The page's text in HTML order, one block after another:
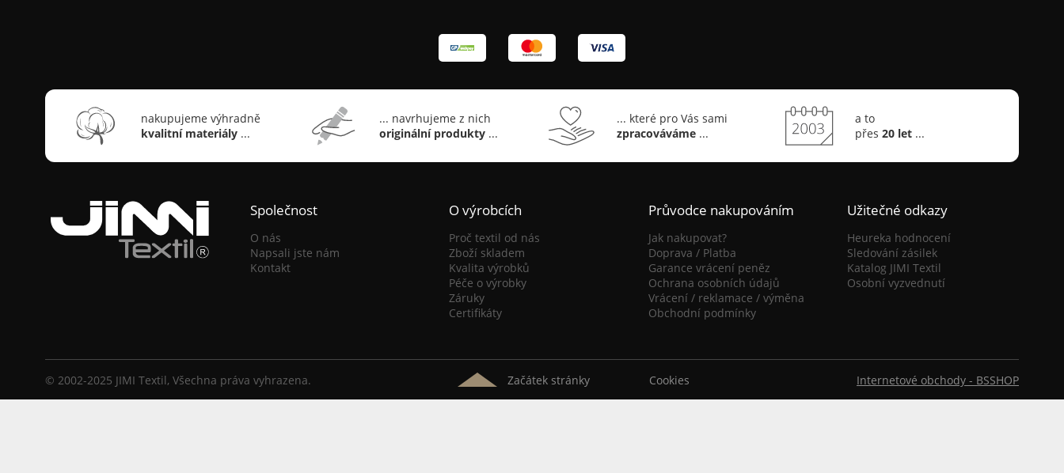
Společnost
O nás
Napsali jste nám
Kontakt
O výrobcích
Proč textil od nás
Zboží skladem
Kvalita výrobků
Péče o výrobky
Záruky
Certifikáty
Průvodce nakupováním
Jak nakupovat?
Doprava / Platba
Garance vrácení peněz
Ochrana osobních údajů
Vrácení / reklamace / výměna
Obchodní podmínky
Užitečné odkazy
Heureka hodnocení
Sledování zásilek
Katalog JIMI Textil
Osobní vyzvednutí
© 2002-2025 JIMI Textil, Všechna práva vyhrazena. Začátek stránky Internetové obchody - BSSHOP
Cookies
nakupujeme výhradně
kvalitní materiály ...
... navrhujeme z nich
originální produkty...
... které pro Vás sami
zpracováváme ...
a to
přes 20 let...